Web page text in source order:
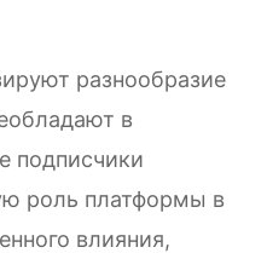
разнообразие
в
подписчики
роль платформы в
влияния,